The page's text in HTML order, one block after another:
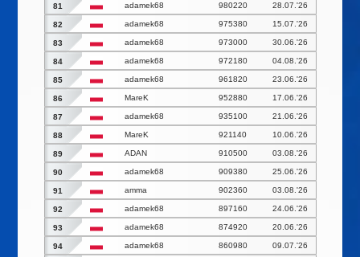
81 adamek68 980220 28.07.'26
82 adamek68 975380 15.07.'26
83 adamek68 973000 30.06.'26
84 adamek68 972180 04.08.'26
85 adamek68 961820 23.06.'26
86 MareK 952880 17.06.'26
87 adamek68 935100 21.06.'26
88 MareK 921140 10.06.'26
89 ADAN 910500 03.08.'26
90 adamek68 909380 25.06.'26
91 amma 902360 03.08.'26
92 adamek68 897160 24.06.'26
93 adamek68 874920 20.06.'26
94 adamek68 860980 09.07.'26